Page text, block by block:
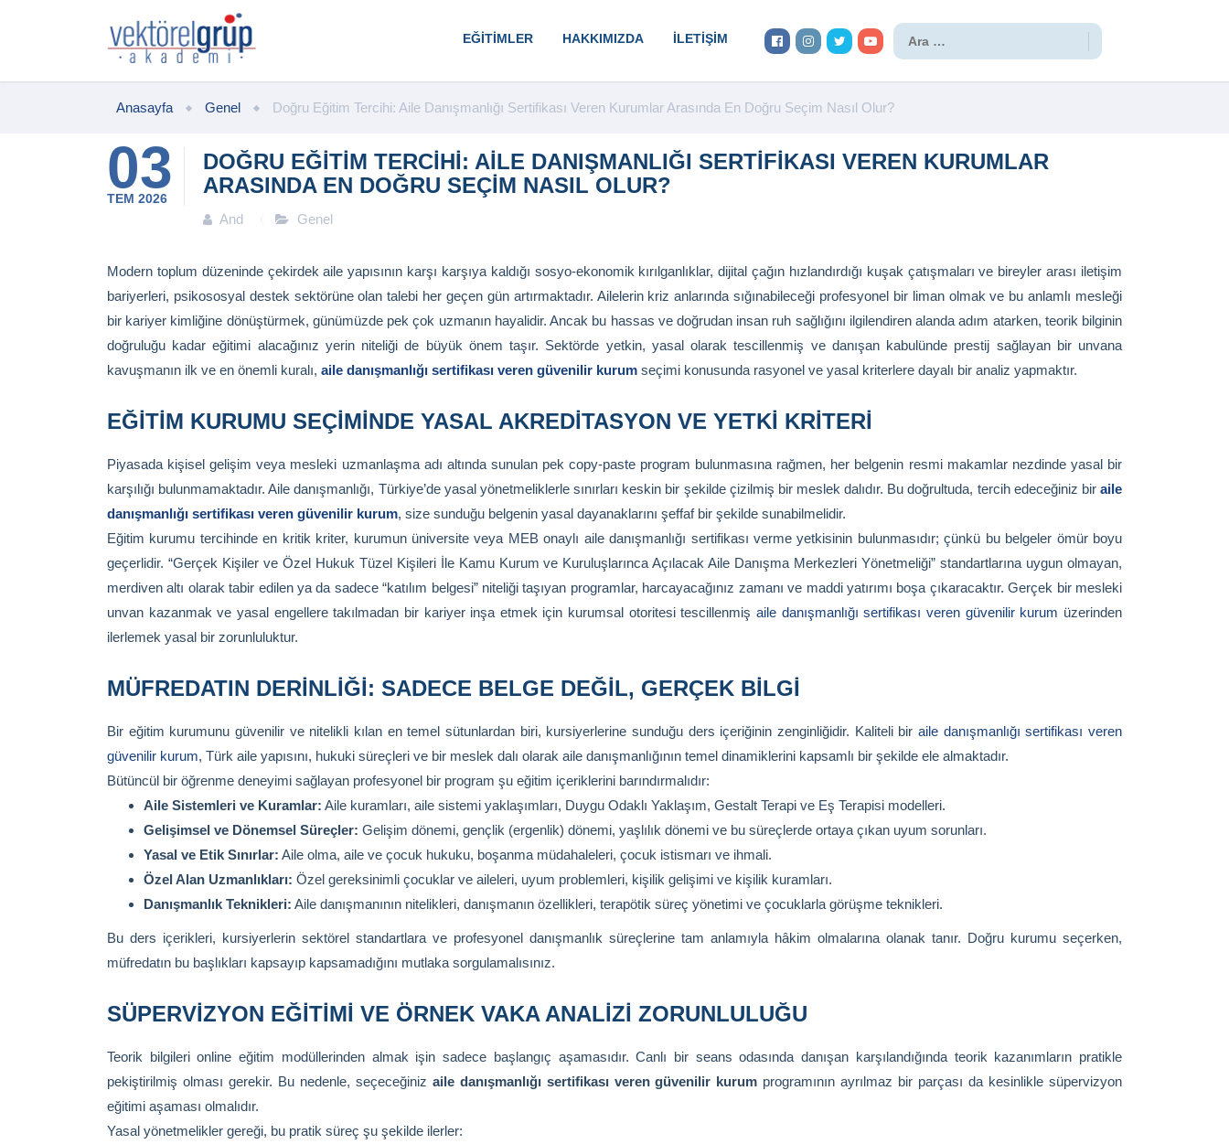
EĞITIMLER HAKKIMIZDA İLETIŞIM
Anasayfa Genel Doğru Eğitim Tercihi: Aile Danışmanlığı Sertifikası Veren Kurumlar Arasında En Doğru Seçim Nasıl Olur?
03
TEM 2026
DOĞRU EĞITIM TERCIHI: AILE DANIŞMANLIĞI SERTIFIKASI VEREN KURUMLAR
ARASINDA EN DOĞRU SEÇIM NASIL OLUR?
And Genel
Modern toplum düzeninde çekirdek aile yapısının karşı karşıya kaldığı sosyo-ekonomik kırılganlıklar, dijital çağın hızlandırdığı kuşak çatışmaları ve bireyler arası iletişim
bariyerleri, psikososyal destek sektörüne olan talebi her geçen gün artırmaktadır. Ailelerin kriz anlarında sığınabileceği profesyonel bir liman olmak ve bu anlamlı mesleği
bir kariyer kimliğine dönüştürmek, günümüzde pek çok uzmanın hayalidir. Ancak bu hassas ve doğrudan insan ruh sağlığını ilgilendiren alanda adım atarken, teorik bilginin
doğruluğu kadar eğitimi alacağınız yerin niteliği de büyük önem taşır. Sektörde yetkin, yasal olarak tescillenmiş ve danışan kabulünde prestij sağlayan bir unvana
kavuşmanın ilk ve en önemli kuralı, aile danışmanlığı sertifikası veren güvenilir kurum seçimi konusunda rasyonel ve yasal kriterlere dayalı bir analiz yapmaktır.
EĞITIM KURUMU SEÇIMINDE YASAL AKREDITASYON VE YETKI KRITERI
Piyasada kişisel gelişim veya mesleki uzmanlaşma adı altında sunulan pek copy-paste program bulunmasına rağmen, her belgenin resmi makamlar nezdinde yasal bir
karşılığı bulunmamaktadır. Aile danışmanlığı, Türkiye’de yasal yönetmeliklerle sınırları keskin bir şekilde çizilmiş bir meslek dalıdır. Bu doğrultuda, tercih edeceğiniz bir aile
danışmanlığı sertifikası veren güvenilir kurum, size sunduğu belgenin yasal dayanaklarını şeffaf bir şekilde sunabilmelidir.
Eğitim kurumu tercihinde en kritik kriter, kurumun üniversite veya MEB onaylı aile danışmanlığı sertifikası verme yetkisinin bulunmasıdır; çünkü bu belgeler ömür boyu
geçerlidir. “Gerçek Kişiler ve Özel Hukuk Tüzel Kişileri İle Kamu Kurum ve Kuruluşlarınca Açılacak Aile Danışma Merkezleri Yönetmeliği” standartlarına uygun olmayan,
merdiven altı olarak tabir edilen ya da sadece “katılım belgesi” niteliği taşıyan programlar, harcayacağınız zamanı ve maddi yatırımı boşa çıkaracaktır. Gerçek bir mesleki
unvan kazanmak ve yasal engellere takılmadan bir kariyer inşa etmek için kurumsal otoritesi tescillenmişaile danışmanlığı sertifikası veren güvenilir kurum üzerinden
ilerlemek yasal bir zorunluluktur.
MÜFREDATIN DERINLIĞI: SADECE BELGE DEĞIL, GERÇEK BILGI
Bir eğitim kurumunu güvenilir ve nitelikli kılan en temel sütunlardan biri, kursiyerlerine sunduğu ders içeriğinin zenginliğidir. Kaliteli bir aile danışmanlığı sertifikası veren
güvenilir kurum, Türk aile yapısını, hukuki süreçleri ve bir meslek dalı olarak aile danışmanlığının temel dinamiklerini kapsamlı bir şekilde ele almaktadır.
Bütüncül bir öğrenme deneyimi sağlayan profesyonel bir program şu eğitim içeriklerini barındırmalıdır:
Aile Sistemleri ve Kuramlar: Aile kuramları, aile sistemi yaklaşımları, Duygu Odaklı Yaklaşım, Gestalt Terapi ve Eş Terapisi modelleri.
Gelişimsel ve Dönemsel Süreçler: Gelişim dönemi, gençlik (ergenlik) dönemi, yaşlılık dönemi ve bu süreçlerde ortaya çıkan uyum sorunları.
Yasal ve Etik Sınırlar: Aile olma, aile ve çocuk hukuku, boşanma müdahaleleri, çocuk istismarı ve ihmali.
Özel Alan Uzmanlıkları: Özel gereksinimli çocuklar ve aileleri, uyum problemleri, kişilik gelişimi ve kişilik kuramları.
Danışmanlık Teknikleri: Aile danışmanının nitelikleri, danışmanın özellikleri, terapötik süreç yönetimi ve çocuklarla görüşme teknikleri.
Bu ders içerikleri, kursiyerlerin sektörel standartlara ve profesyonel danışmanlık süreçlerine tam anlamıyla hâkim olmalarına olanak tanır. Doğru kurumu seçerken,
müfredatın bu başlıkları kapsayıp kapsamadığını mutlaka sorgulamalısınız.
SÜPERVIZYON EĞITIMI VE ÖRNEK VAKA ANALIZI ZORUNLULUĞU
Teorik bilgileri online eğitim modüllerinden almak işin sadece başlangıç aşamasıdır. Canlı bir seans odasında danışan karşılandığında teorik kazanımların pratikle
pekiştirilmiş olması gerekir. Bu nedenle, seçeceğiniz aile danışmanlığı sertifikası veren güvenilir kurum programının ayrılmaz bir parçası da kesinlikle süpervizyon
eğitimi aşaması olmalıdır.
Yasal yönetmelikler gereği, bu pratik süreç şu şekilde ilerler: